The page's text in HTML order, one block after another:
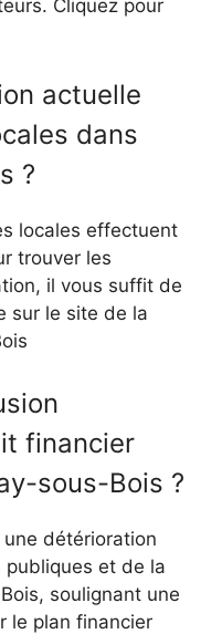
Cliquez pour
actuelle
dans
?
locales effectuent
trouver les
il vous suffit de
sur le site de la
financier
sous-Bois ?
une détérioration
et de la
soulignant une
le plan financier